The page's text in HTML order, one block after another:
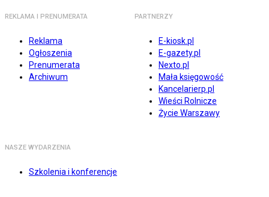
REKLAMA I PRENUMERATA
Reklama
Ogłoszenia
Prenumerata
Archiwum
PARTNERZY
E-kiosk.pl
E-gazety.pl
Nexto.pl
Mała księgowość
Kancelarierp.pl
Wieści Rolnicze
Życie Warszawy
NASZE WYDARZENIA
Szkolenia i konferencje